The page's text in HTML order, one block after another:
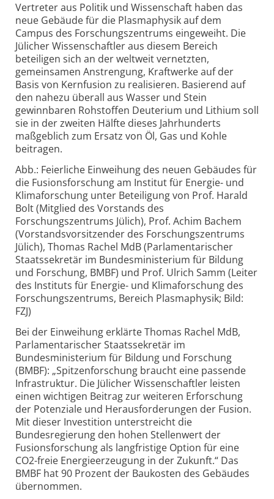
Vertreter aus Politik und Wissenschaft haben das
neue Gebäude für die Plasmaphysik auf dem
Campus des Forschungszentrums eingeweiht. Die
Jülicher Wissenschaftler aus diesem Bereich
beteiligen sich an der weltweit vernetzten,
gemeinsamen Anstrengung, Kraftwerke auf der
Basis von Kernfusion zu realisieren. Basierend auf
den nahezu überall aus Wasser und Stein
gewinnbaren Rohstoffen Deuterium und Lithium soll
sie in der zweiten Hälfte dieses Jahrhunderts
maßgeblich zum Ersatz von Öl, Gas und Kohle
beitragen.
Abb.: Feierliche Einweihung des neuen Gebäudes für
die Fusionsforschung am Institut für Energie- und
Klimaforschung unter Beteiligung von Prof. Harald
Bolt (Mitglied des Vorstands des
Forschungszentrums Jülich), Prof. Achim Bachem
(Vorstandsvorsitzender des Forschungszentrums
Jülich), Thomas Rachel MdB (Parlamentarischer
Staatssekretär im Bundesministerium für Bildung
und Forschung, BMBF) und Prof. Ulrich Samm (Leiter
des Instituts für Energie- und Klimaforschung des
Forschungszentrums, Bereich Plasmaphysik; Bild:
FZJ)
Bei der Einweihung erklärte Thomas Rachel MdB,
Parlamentarischer Staatssekretär im
Bundesministerium für Bildung und Forschung
(BMBF): „Spitzenforschung braucht eine passende
Infrastruktur. Die Jülicher Wissenschaftler leisten
einen wichtigen Beitrag zur weiteren Erforschung
der Potenziale und Herausforderungen der Fusion.
Mit dieser Investition unterstreicht die
Bundesregierung den hohen Stellenwert der
Fusionsforschung als langfristige Option für eine
CO2-freie Energieerzeugung in der Zukunft.“ Das
BMBF hat 90 Prozent der Baukosten des Gebäudes
übernommen.